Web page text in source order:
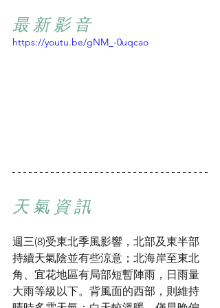
最 新 影 音
https://youtu.be/gNM_-0uqcao
天 氣 資 訊
週三(8)受東北季風影響，北部及東半部
持續天氣陰並有些涼意；北海岸至東北
角、宜花地區有局部短暫陣雨，日雨量
大雨等級以下。背風面的西部，則維持